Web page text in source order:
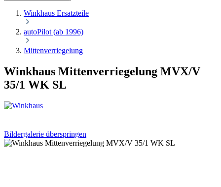
Winkhaus Ersatzteile
autoPilot (ab 1996)
Mittenverriegelung
Winkhaus Mittenverriegelung MVX/V
35/1 WK SL
Bildergalerie überspringen